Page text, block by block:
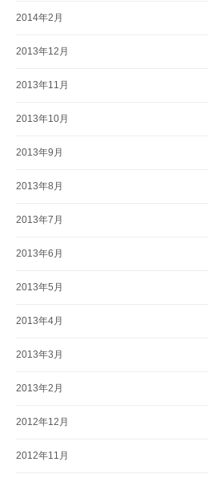
2014年2月
2013年12月
2013年11月
2013年10月
2013年9月
2013年8月
2013年7月
2013年6月
2013年5月
2013年4月
2013年3月
2013年2月
2012年12月
2012年11月